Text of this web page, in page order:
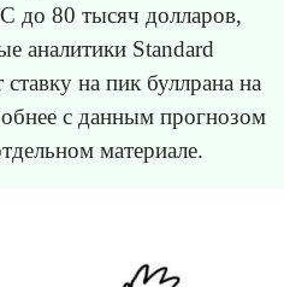
до 80 тысяч долларов,
аналитики Standard
на пик буллрана на
с данным прогнозом
материале.